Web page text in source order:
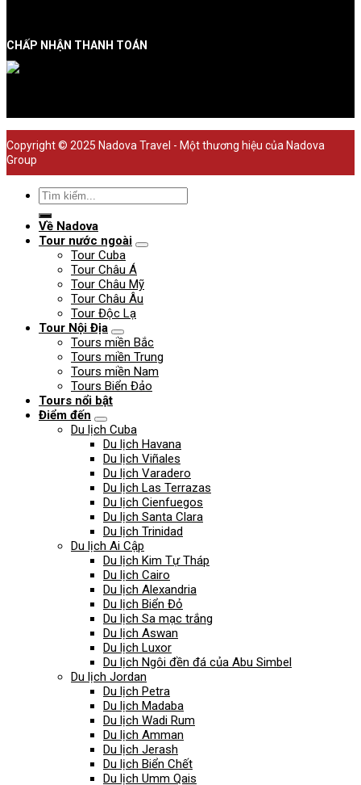
CHẤP NHẬN THANH TOÁN
Copyright © 2025 Nadova Travel - Một thương hiệu của Nadova
Group
Về Nadova
Tour nước ngoài
Tour Cuba
Tour Châu Á
Tour Châu Mỹ
Tour Châu Âu
Tour Độc Lạ
Tour Nội Địa
Tours miền Bắc
Tours miền Trung
Tours miền Nam
Tours Biển Đảo
Tours nổi bật
Điểm đến
Du lịch Cuba
Du lịch Havana
Du lịch Viñales
Du lịch Varadero
Du lịch Las Terrazas
Du lịch Cienfuegos
Du lịch Santa Clara
Du lịch Trinidad
Du lịch Ai Cập
Du lịch Kim Tự Tháp
Du lịch Cairo
Du lịch Alexandria
Du lịch Biển Đỏ
Du lịch Sa mạc trắng
Du lịch Aswan
Du lịch Luxor
Du lịch Ngôi đền đá của Abu Simbel
Du lịch Jordan
Du lịch Petra
Du lịch Madaba
Du lịch Wadi Rum
Du lịch Amman
Du lịch Jerash
Du lịch Biển Chết
Du lịch Umm Qais